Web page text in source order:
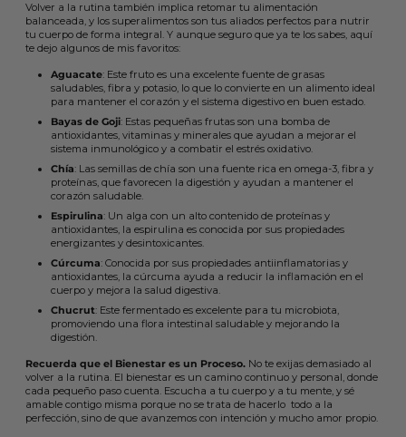
Volver a la rutina también implica retomar tu alimentación
balanceada, y los superalimentos son tus aliados perfectos para nutrir
tu cuerpo de forma integral. Y aunque seguro que ya te los sabes, aquí
te dejo algunos de mis favoritos:
Aguacate: Este fruto es una excelente fuente de grasas
saludables, fibra y potasio, lo que lo convierte en un alimento ideal
para mantener el corazón y el sistema digestivo en buen estado.
Bayas de Goji: Estas pequeñas frutas son una bomba de
antioxidantes, vitaminas y minerales que ayudan a mejorar el
sistema inmunológico y a combatir el estrés oxidativo.
Chía: Las semillas de chía son una fuente rica en omega-3, fibra y
proteínas, que favorecen la digestión y ayudan a mantener el
corazón saludable.
Espirulina: Un alga con un alto contenido de proteínas y
antioxidantes, la espirulina es conocida por sus propiedades
energizantes y desintoxicantes.
Cúrcuma: Conocida por sus propiedades antiinflamatorias y
antioxidantes, la cúrcuma ayuda a reducir la inflamación en el
cuerpo y mejora la salud digestiva.
Chucrut: Este fermentado es excelente para tu microbiota,
promoviendo una flora intestinal saludable y mejorando la
digestión.
Recuerda que el Bienestar es un Proceso. No te exijas demasiado al
volver a la rutina. El bienestar es un camino continuo y personal, donde
cada pequeño paso cuenta. Escucha a tu cuerpo y a tu mente, y sé
amable contigo misma porque no se trata de hacerlo todo a la
perfección, sino de que avanzemos con intención y mucho amor propio.